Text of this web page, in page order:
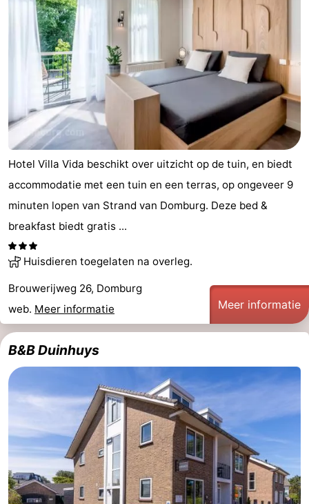
Hotel Villa Vida beschikt over uitzicht op de tuin, en biedt
accommodatie met een tuin en een terras, op ongeveer 9
minuten lopen van Strand van Domburg. Deze bed &
breakfast biedt gratis ...
Huisdieren toegelaten na overleg.
Brouwerijweg 26, Domburg
web. Meer informatie Meer informatie
B&B Duinhuys